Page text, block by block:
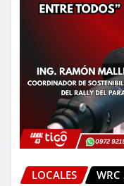
LOCALES